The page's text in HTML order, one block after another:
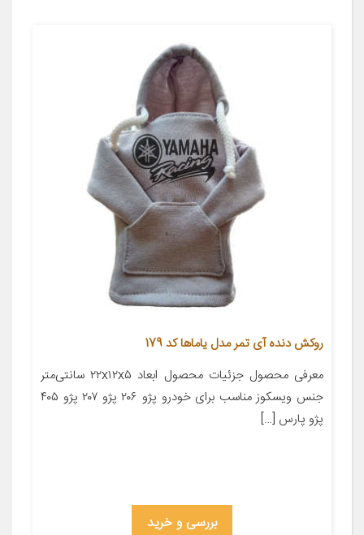
روکش دنده آی تمر مدل یاماها کد 179
معرفی محصول جزئیات محصول ابعاد ۲۲x۱۲x۵ سانتی‌متر
جنس ویسکوز مناسب برای خودرو پژو ۲۰۶ پژو ۲۰۷ پژو ۴۰۵
پژو پارس […]
بررسی و خرید